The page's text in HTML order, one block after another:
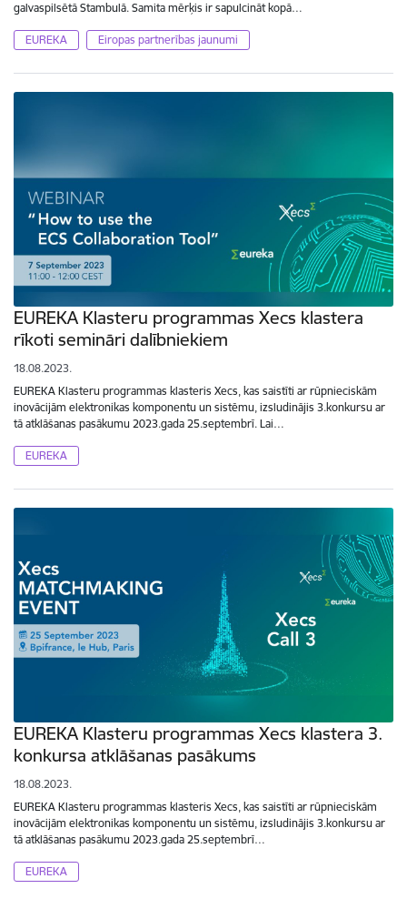
galvaspilsētā Stambulā. Samita mērķis ir sapulcināt kopā…
EUREKA Eiropas partnerības jaunumi
EUREKA Klasteru programmas Xecs klastera
rīkoti semināri dalībniekiem
18.08.2023.
EUREKA Klasteru programmas klasteris Xecs, kas saistīti ar rūpnieciskām
inovācijām elektronikas komponentu un sistēmu, izsludinājis 3.konkursu ar
tā atklāšanas pasākumu 2023.gada 25.septembrī. Lai…
EUREKA
EUREKA Klasteru programmas Xecs klastera 3.
konkursa atklāšanas pasākums
18.08.2023.
EUREKA Klasteru programmas klasteris Xecs, kas saistīti ar rūpnieciskām
inovācijām elektronikas komponentu un sistēmu, izsludinājis 3.konkursu ar
tā atklāšanas pasākumu 2023.gada 25.septembrī…
EUREKA